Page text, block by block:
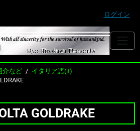
ログイン
介など
イタリア語(it)
GOLDRAKE